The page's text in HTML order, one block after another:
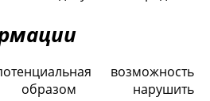
возможность
образом нарушить